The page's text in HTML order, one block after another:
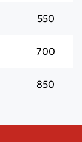
550
700
850